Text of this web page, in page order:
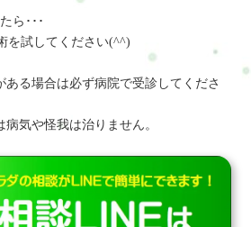
ら･･･
を試してください(^^)
る場合は必ず病院で受診してくださ
気や怪我は治りません。